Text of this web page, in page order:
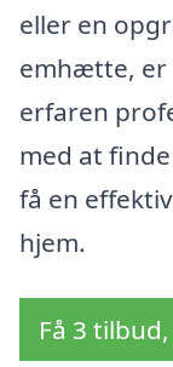
eller en
emhætte, er
erfaren
med at
få en
hjem.
Få 3